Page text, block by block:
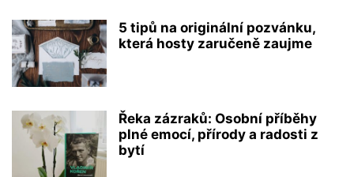
5 tipů na originální pozvánku,
která hosty zaručeně zaujme
Řeka zázraků: Osobní příběhy
plné emocí, přírody a radosti z
bytí